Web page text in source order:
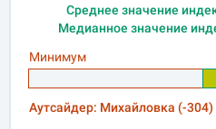
Среднее значение
Медианное значение
Минимум
Аутсайдер: Михайловка (-304)